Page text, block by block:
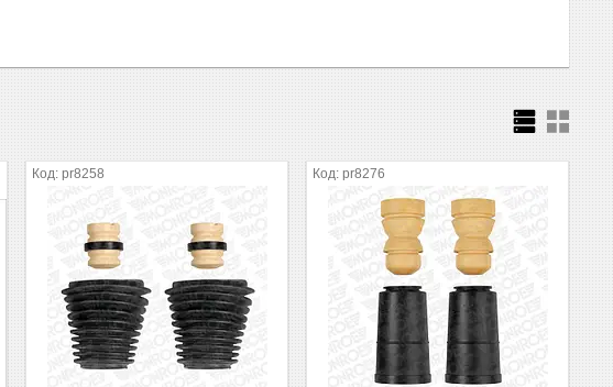
pr8258 pr8276